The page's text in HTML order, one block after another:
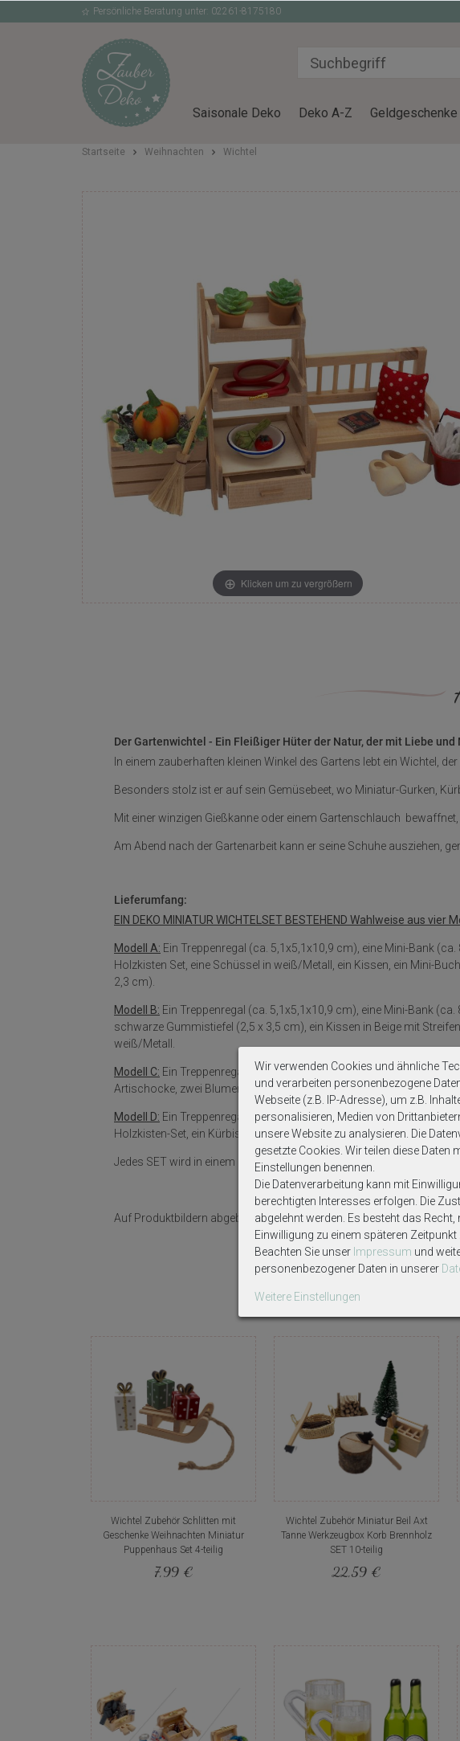
Persönliche Beratung unter: 02261-8175180
Saisonale Deko Deko A-Z Geldgeschenke
Startseite Weihnachten Wichtel
Klicken um zu vergrößern
Der Gartenwichtel - Ein Fleißiger Hüter der Natur, der mit Liebe
In einem zauberhaften kleinen Winkel des Gartens lebt ein Wichtel,
Besonders stolz ist er auf sein Gemüsebeet, wo Miniatur-Gurken,
Mit einer winzigen Gießkanne oder einem Gartenschlauch
Am Abend nach der Gartenarbeit kann er seine Schuhe ausziehen,
Lieferumfang:
EIN DEKO MINIATUR WICHTELSET BESTEHEND Wahlweise aus vier
Modell A: Ein Treppenregal (ca. 5,1x5,1x10,9 cm), eine Mini-Bank
Holzkisten Set, eine Schüssel in weiß/Metall, ein Kissen, ein Mini-
2,3 cm).
Modell B: Ein Treppenregal (ca. 5,1x5,1x10,9 cm), eine Mini-Bank
schwarze Gummistiefel (2,5 x 3,5 cm), ein Kissen in Beige mit
weiß/Metall.
Modell C: Ein Treppenregal (ca. 5,1x5,1x10,9 cm), ein Mini-
Artischocke, zwei Blumentöpfe (2,3 cm), eine Schüssel in weiß/
Modell D: Ein Treppenregal (ca. 5,1x5,1x10,9 cm), ein Mini-
Holzkisten-Set, ein Kürbis(ca. 2,5 cm), eine Gurke (ca. 3,5 cm), eine
Jedes SET wird in einem Organzasäckchen verschickt, damit die
Auf Produktbildern abgebildetes Zubehör sowie Dekoartikel
Wichtel Zubehör Schlitten mit
Geschenke Weihnachten Miniatur
Puppenhaus Set 4-teilig
7,99 €
Wichtel Zubehör Miniatur Beil Axt
Tanne Werkzeugbox Korb Brennholz
SET 10-teilig
22,59 €
Wir verwenden Cookies und ähnliche
und verarbeiten personenbezogene
Webseite (z.B. IP-Adresse), um z.B.
personalisieren, Medien von
unsere Website zu analysieren. Die
gesetzte Cookies. Wir teilen diese Daten
Einstellungen benennen.
Die Datenverarbeitung kann mit
berechtigten Interesses erfolgen. Die
abgelehnt werden. Es besteht das
Einwilligung zu einem späteren
Beachten Sie unser Impressum und
personenbezogener Daten in unserer
Weitere Einstellungen